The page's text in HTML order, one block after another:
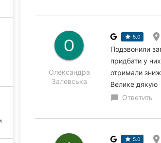
Олександра
Залевська
5.0
Подзвонили
придбати у
отримали
Велике дякую
chat_bubble Ответить
5.0